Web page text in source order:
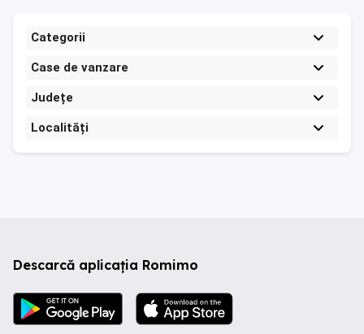
Categorii
Case de vanzare
Județe
Localități
Descarcă aplicația Romimo